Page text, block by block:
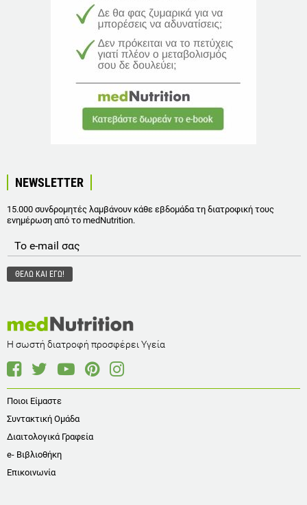
NEWSLETTER
15.000 συνδρομητές λαμβάνουν κάθε εβδομάδα τη διατροφική τους
ενημέρωση από το medNutrition.
Η σωστή διατροφή προσφέρει Υγεία
Ποιοι Είμαστε
Συντακτική Ομάδα
Διαιτολογικά Γραφεία
e- Βιβλιοθήκη
Επικοινωνία